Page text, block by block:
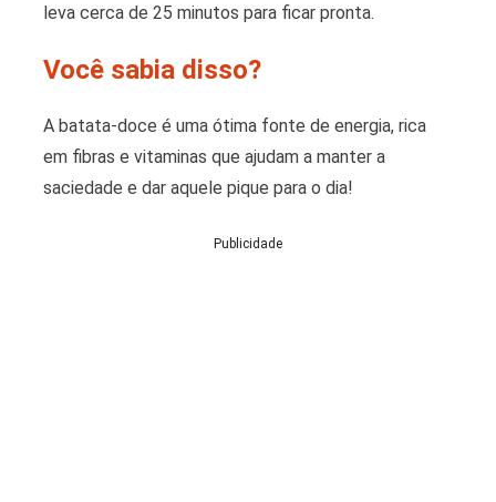
leva cerca de 25 minutos para ficar pronta.
Você sabia disso?
A batata-doce é uma ótima fonte de energia, rica
em fibras e vitaminas que ajudam a manter a
saciedade e dar aquele pique para o dia!
Publicidade